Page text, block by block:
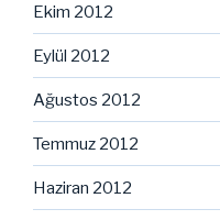
Ekim 2012
Eylül 2012
Ağustos 2012
Temmuz 2012
Haziran 2012